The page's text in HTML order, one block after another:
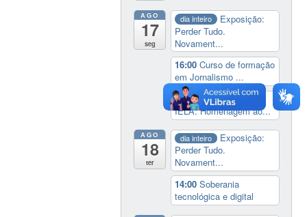
AGO
17
seg
dia inteiro
Exposição:
Perder Tudo.
Novament...
16:00Curso de formação
em Jornalismo ...
19:00 Aula Magna do
IELA: Homenagem ao...
AGO
18
ter
dia inteiro
Exposição:
Perder Tudo.
Novament...
14:00Soberania
tecnológica e digital